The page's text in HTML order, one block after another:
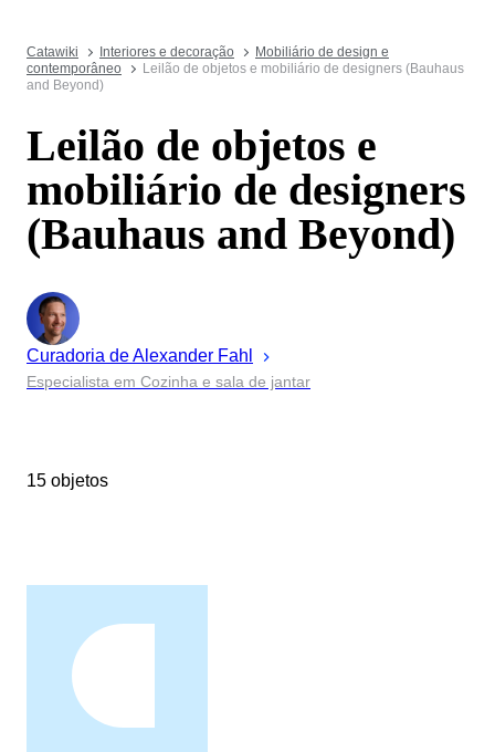
Catawiki Interiores e decoração
Mobiliário de design e
contemporâneo
Leilão de objetos e mobiliário de designers (Bauhaus
and Beyond)
Leilão de objetos e
mobiliário de designers
(Bauhaus and Beyond)
Curadoria deAlexander Fahl
Especialista em Cozinha e sala de jantar
15 objetos